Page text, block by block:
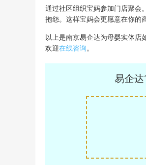
通过社区组织宝妈参加门店聚会
抱怨。这样宝妈会更愿意在你的
以上是南京易企达为母婴实体店
欢迎在线咨询。
易企